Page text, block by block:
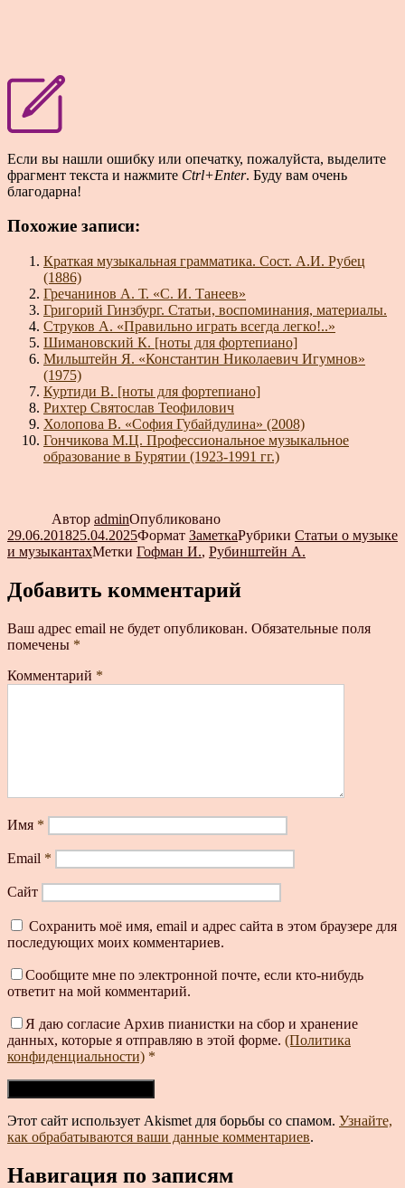
Если вы нашли ошибку или опечатку, пожалуйста, выделите
фрагмент текста и нажмите Ctrl+Enter. Буду вам очень
благодарна!
Похожие записи:
Краткая музыкальная грамматика. Сост. А.И. Рубец
(1886)
Гречанинов А. Т. «С. И. Танеев»
Григорий Гинзбург. Статьи, воспоминания, материалы.
Струков А. «Правильно играть всегда легко!..»
Шимановский К. [ноты для фортепиано]
Мильштейн Я. «Константин Николаевич Игумнов»
(1975)
Куртиди В. [ноты для фортепиано]
Рихтер Святослав Теофилович
Холопова В. «София Губайдулина» (2008)
Гончикова М.Ц. Профессиональное музыкальное
образование в Бурятии (1923-1991 гг.)
Автор adminОпубликовано
29.06.201825.04.2025Формат ЗаметкаРубрики Статьи о музыке
и музыкантахМетки Гофман И., Рубинштейн А.
Добавить комментарий
Ваш адрес email не будет опубликован. Обязательные поля
помечены *
Комментарий *
Имя *
Email *
Сайт
Сохранить моё имя, email и адрес сайта в этом браузере для
последующих моих комментариев.
Сообщите мне по электронной почте, если кто-нибудь
ответит на мой комментарий.
Я даю согласие Архив пианистки на сбор и хранение
данных, которые я отправляю в этой форме. (Политика
конфиденциальности) *
Этот сайт использует Akismet для борьбы со спамом. Узнайте,
как обрабатываются ваши данные комментариев.
Навигация по записям